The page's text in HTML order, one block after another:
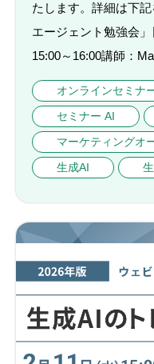
たします。詳細は下
エージェント勉強会」
15:00～16:00講師：
オンラインセミナ
セミナー AI
マーケティング
生成AI